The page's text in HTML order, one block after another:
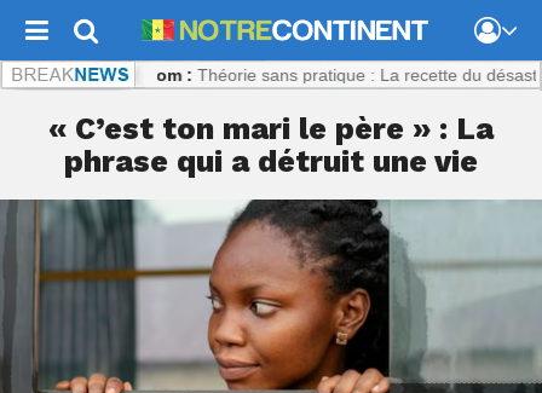
: Théorie sans pratique : La recette du désastre
« C’est ton mari le père » : La
phrase qui a détruit une vie